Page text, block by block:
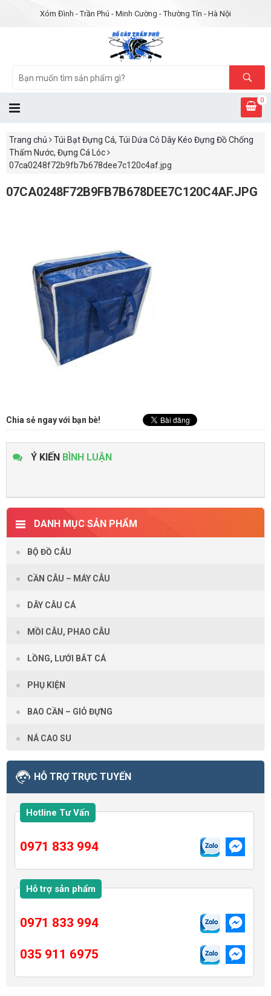
Xóm Đình - Trần Phú - Minh Cường - Thường Tín - Hà Nội
0
Trang chủ
Túi Bạt Đựng Cá, Túi Dứa Có Dây Kéo Đựng Đồ Chống
Thấm Nước, Đựng Cá Lóc
07ca0248f72b9fb7b678dee7c120c4af.jpg
07CA0248F72B9FB7B678DEE7C120C4AF.JPG
Chia sẻ ngay với bạn bè!
Ý KIẾN BÌNH LUẬN
DANH MỤC SẢN PHẨM
BỘ ĐỒ CÂU
CẦN CÂU – MÁY CÂU
DÂY CÂU CÁ
MỒI CÂU, PHAO CÂU
LỒNG, LƯỚI BẮT CÁ
PHỤ KIỆN
BAO CẦN – GIỎ ĐỰNG
NÁ CAO SU
HỖ TRỢ TRỰC TUYẾN
Hotline Tư Vấn
0971 833 994
Hỗ trợ sản phẩm
0971 833 994
035 911 6975